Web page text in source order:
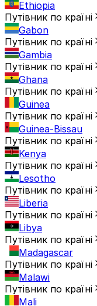
Ethiopia
Путівник по країні
Gabon
Путівник по країні
Gambia
Путівник по країні
Ghana
Путівник по країні
Guinea
Путівник по країні
Guinea-Bissau
Путівник по країні
Kenya
Путівник по країні
Lesotho
Путівник по країні
Liberia
Путівник по країні
Libya
Путівник по країні
Madagascar
Путівник по країні
Malawi
Путівник по країні
Mali